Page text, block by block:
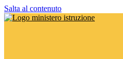
Salta al contenuto